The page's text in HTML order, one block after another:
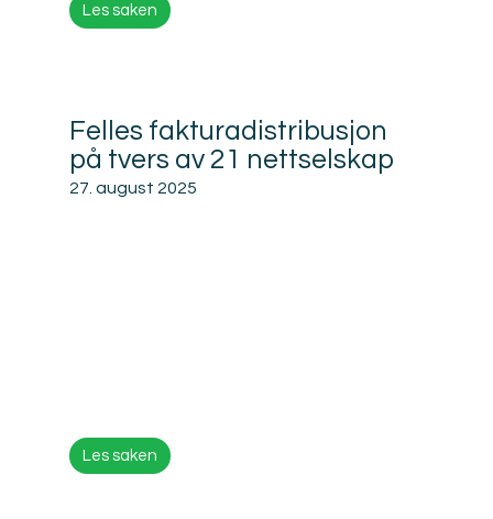
Les saken
Felles fakturadistribusjon
på tvers av 21 nettselskap
27. august 2025
Les saken